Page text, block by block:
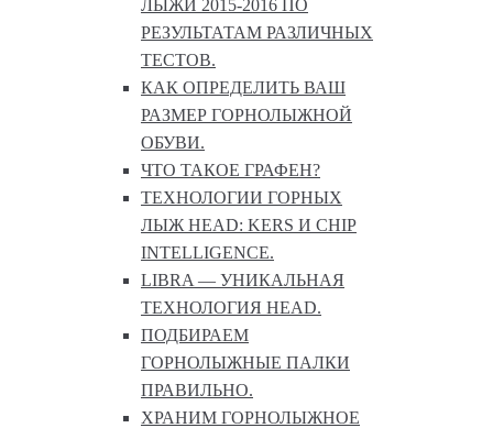
ЛЫЖИ 2015-2016 ПО
РЕЗУЛЬТАТАМ РАЗЛИЧНЫХ
ТЕСТОВ.
КАК ОПРЕДЕЛИТЬ ВАШ
РАЗМЕР ГОРНОЛЫЖНОЙ
ОБУВИ.
ЧТО ТАКОЕ ГРАФЕН?
ТЕХНОЛОГИИ ГОРНЫХ
ЛЫЖ HEAD: KERS И CHIP
INTELLIGENCE.
LIBRA — УНИКАЛЬНАЯ
ТЕХНОЛОГИЯ HEAD.
ПОДБИРАЕМ
ГОРНОЛЫЖНЫЕ ПАЛКИ
ПРАВИЛЬНО.
ХРАНИМ ГОРНОЛЫЖНОЕ